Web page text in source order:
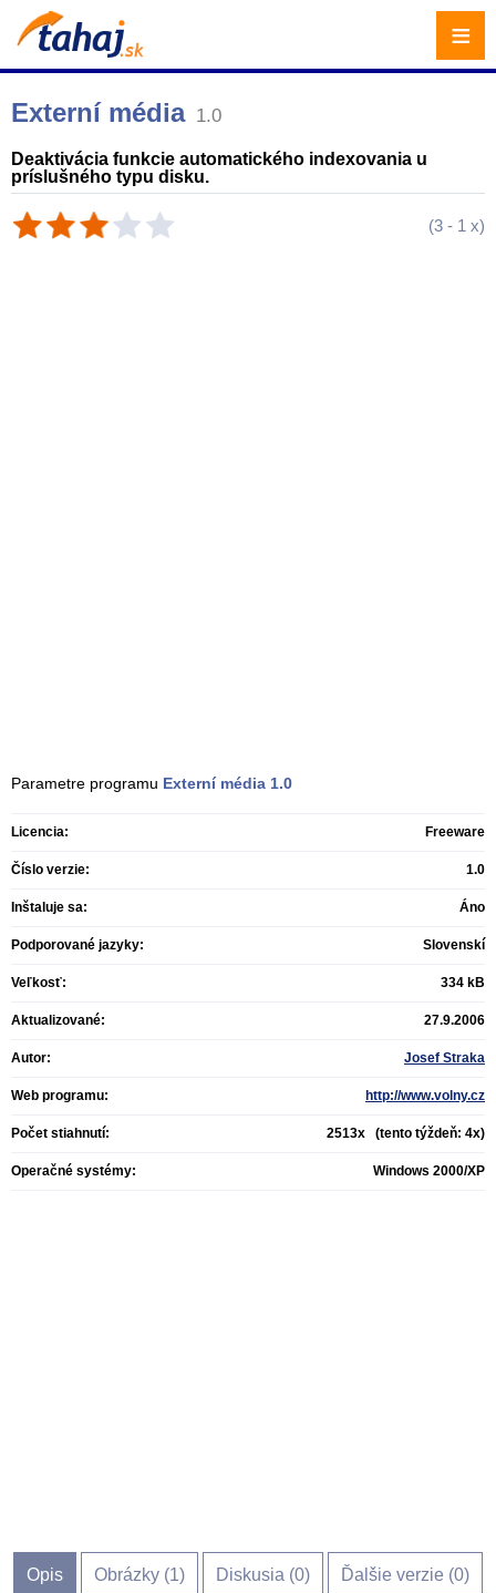
Externí média 1.0
Deaktivácia funkcie automatického indexovania u
príslušného typu disku.
(3 - 1 x)
Parametre programu Externí média 1.0
Licencia: Freeware
Číslo verzie: 1.0
Inštaluje sa: Áno
Podporované jazyky: Slovenskí
Veľkosť: 334 kB
Aktualizované: 27.9.2006
Autor: Josef Straka
Web programu: http://www.volny.cz
Počet stiahnutí: 2513x (tento týždeň: 4x)
Operačné systémy: Windows 2000/XP
Opis Obrázky (1) Diskusia (0) Ďalšie verzie (0)
≡